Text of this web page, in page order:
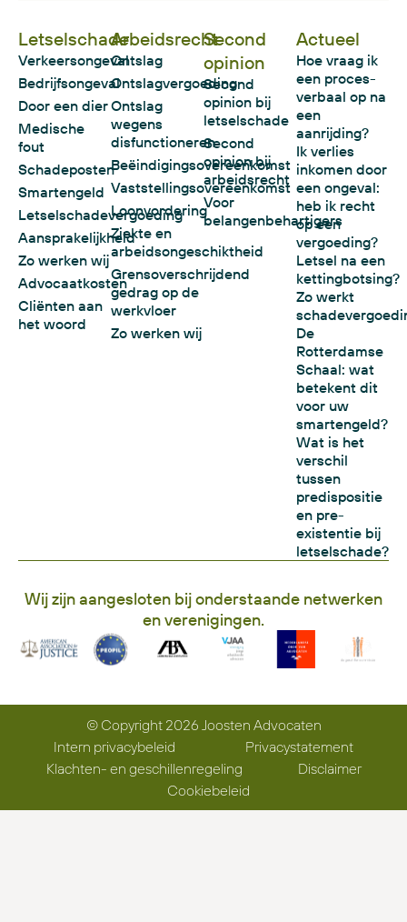
Letselschade
Verkeersongeval
Bedrijfsongeval
Door een dier
Medische
fout
Schadeposten
Smartengeld
Letselschadevergoeding
Aansprakelijkheid
Zo werken wij
Advocaatkosten
Cliënten aan
het woord
Arbeidsrecht
Ontslag
Ontslagvergoeding
Ontslag
wegens
disfunctioneren
Beëindigingsovereenkomst
Vaststellingsovereenkomst
Loonvordering
Ziekte en
arbeidsongeschiktheid
Grensoverschrijdend
gedrag op de
werkvloer
Zo werken wij
Second
opinion
Second
opinion bij
letselschade
Second
opinion bij
arbeidsrecht
Voor
belangenbehartigers
Actueel
Hoe vraag ik
een proces-
verbaal op na
een
aanrijding?
Ik verlies
inkomen door
een ongeval:
heb ik recht
op een
vergoeding?
Letsel na een
kettingbotsing?
Zo werkt
De
Rotterdamse
Schaal: wat
betekent dit
voor uw
smartengeld?
Wat is het
verschil
tussen
predispositie
en pre-
existentie bij
letselschade?
Wij zijn aangesloten bij onderstaande netwerken
en verenigingen.
© Copyright 2026 Joosten Advocaten
Intern privacybeleid
Privacystatement
Klachten- en geschillenregeling
Disclaimer
Cookiebeleid